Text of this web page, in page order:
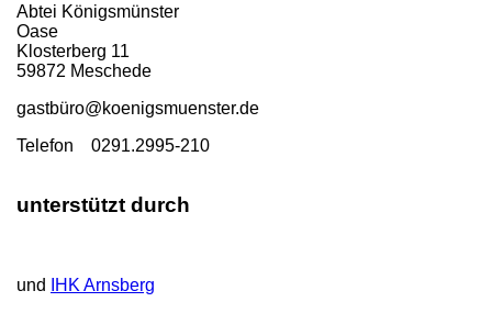
Abtei Königsmünster
Oase
Klosterberg 11
59872 Meschede
gastbüro@koenigsmuenster.de
Telefon 0291.2995-210
unterstützt durch
und IHK Arnsberg